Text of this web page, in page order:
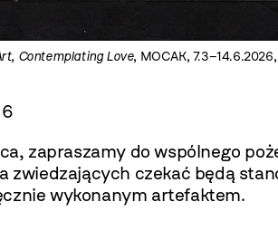
Contemplating Love, MOCAK,
zapraszamy do wspólnego
zwiedzających czekać będą
wykonanym artefaktem.